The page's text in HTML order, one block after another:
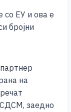
со ЕУ и ова е
бројни
на
СДСМ, заедно